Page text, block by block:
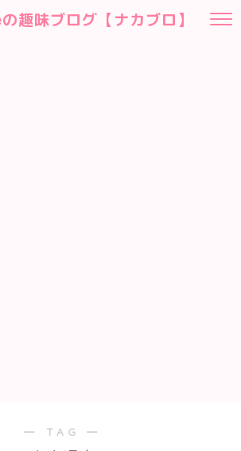
趣味ブログ【ナカブロ】
― TAG ―